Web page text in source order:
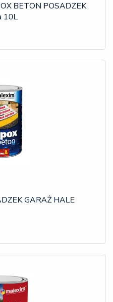
BETON POSADZEK
10L
GARAŻ HALE